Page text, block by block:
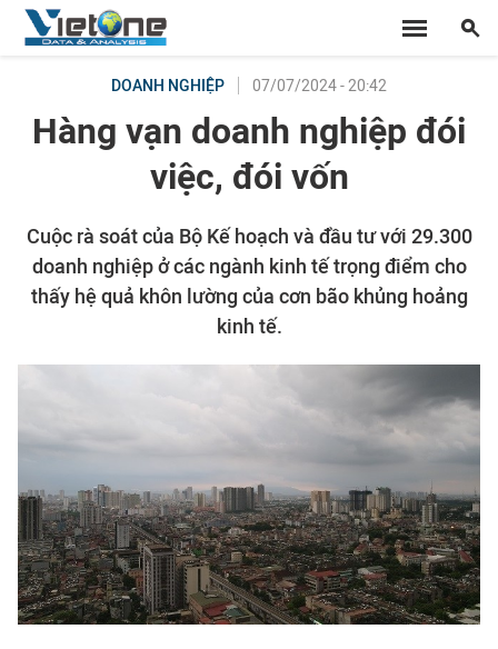
DOANH NGHIỆP 07/07/2024 - 20:42
Hàng vạn doanh nghiệp đói
việc, đói vốn
Cuộc rà soát của Bộ Kế hoạch và đầu tư với 29.300
doanh nghiệp ở các ngành kinh tế trọng điểm cho
thấy hệ quả khôn lường của cơn bão khủng hoảng
kinh tế.